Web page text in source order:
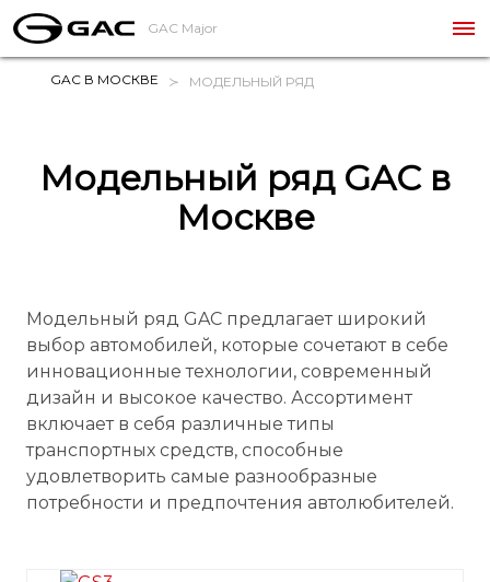
GAC Major
GAC В МОСКВЕ МОДЕЛЬНЫЙ РЯД
Модельный ряд GAC в
Москве
Модельный ряд GAC предлагает широкий
выбор автомобилей, которые сочетают в себе
инновационные технологии, современный
дизайн и высокое качество. Ассортимент
включает в себя различные типы
транспортных средств, способные
удовлетворить самые разнообразные
потребности и предпочтения автолюбителей.